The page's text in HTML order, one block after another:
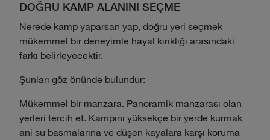
DOĞRU KAMP ALANINI SEÇME
Nerede kamp yaparsan yap, doğru yeri seçmek
mükemmel bir deneyimle hayal kırıklığı arasındaki
farkı belirleyecektir.
Şunları göz önünde bulundur:
Mükemmel bir manzara. Panoramik manzarası olan
yerleri tercih et. Kampını yüksekçe bir yerde kurmak
ani su basmalarına ve düşen kayalara karşı koruma